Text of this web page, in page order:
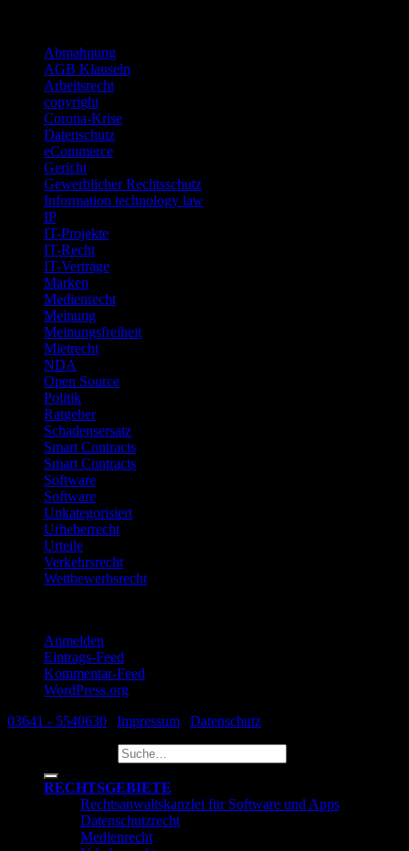
Abmahnung
AGB Klauseln
Arbeitsrecht
copyright
Corona-Krise
Datenschutz
eCommerce
Gericht
Gewerblicher Rechtsschutz
Information technology law
IP
IT-Projekte
IT-Recht
IT-Verträge
Marken
Medienrecht
Meinung
Meinungsfreiheit
Mietrecht
NDA
Open Source
Politik
Ratgeber
Schadensersatz
Smart Contracts
Smart Contracts
Software
Software
Unkategorisiert
Urheberrecht
Urteile
Verkehrsrecht
Wettbewerbsrecht
Anmelden
Eintrags-Feed
Kommentar-Feed
WordPress.org
03641 - 5540630
Impressum Datenschutz
RECHTSGEBIETE
Rechtsanwaltskanzlei für Software und Apps
Datenschutzrecht
Medienrecht